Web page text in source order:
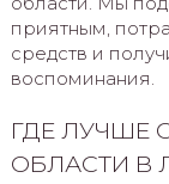
приятным,
средств и
воспоминания.
ГДЕ ЛУЧШЕ
ОБЛАСТИ В